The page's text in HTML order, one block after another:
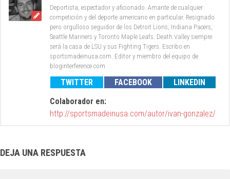
Deportista, espectador y aficionado. Amante de cualquier
competición y del deporte americano en particular. Resignado
pero orgulloso seguidor de los Detroit Lions, Indiana Pacers,
Seattle Mariners y Toronto Maple Leafs. Death Valley siempre
será la casa de LSU y sus Fighting Tigers. Escribo en
sportsmadeinusa.com. Editor y miembro del equipo de
bloginterference.com
TWITTER FACEBOOK
LINKEDIN
Colaborador en:
http://sportsmadeinusa.com/autor/ivan-gonzalez/
DEJA UNA RESPUESTA